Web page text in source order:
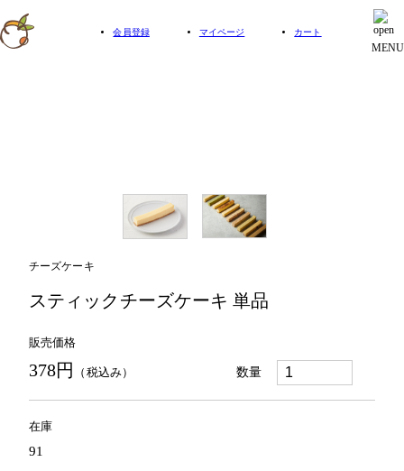
会員登録 マイページ カート
MENU
チーズケーキ
スティックチーズケーキ 単品
販売価格
378円 （税込み） 数量
在庫
91